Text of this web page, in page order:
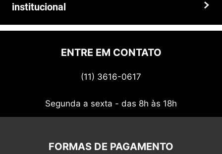
Prazos e entregas
institucional
Quem somos
Politica de privacidadeENTRE EM CONTATO
(11) 3616-0617
Segunda a sexta - das 8h às 18h
FORMAS DE PAGAMENTO